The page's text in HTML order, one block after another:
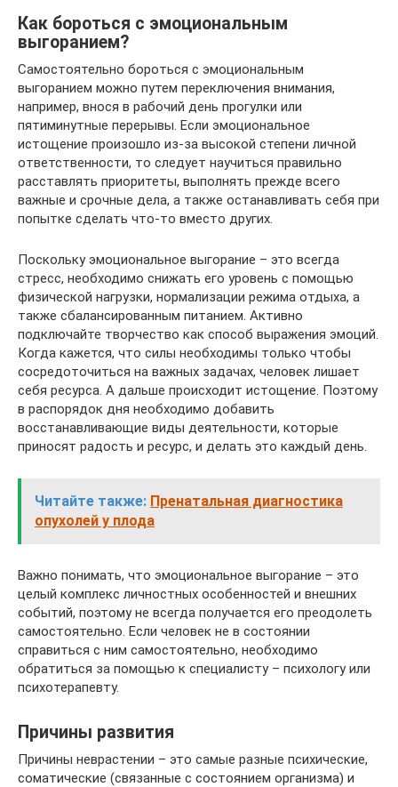
Как бороться с эмоциональным
выгоранием?
Самостоятельно бороться с эмоциональным
выгоранием можно путем переключения внимания,
например, внося в рабочий день прогулки или
пятиминутные перерывы. Если эмоциональное
истощение произошло из-за высокой степени личной
ответственности, то следует научиться правильно
расставлять приоритеты, выполнять прежде всего
важные и срочные дела, а также останавливать себя при
попытке сделать что-то вместо других.
Поскольку эмоциональное выгорание – это всегда
стресс, необходимо снижать его уровень с помощью
физической нагрузки, нормализации режима отдыха, а
также сбалансированным питанием. Активно
подключайте творчество как способ выражения эмоций.
Когда кажется, что силы необходимы только чтобы
сосредоточиться на важных задачах, человек лишает
себя ресурса. А дальше происходит истощение. Поэтому
в распорядок дня необходимо добавить
восстанавливающие виды деятельности, которые
приносят радость и ресурс, и делать это каждый день.
Читайте также: Пренатальная диагностика
опухолей у плода
Важно понимать, что эмоциональное выгорание – это
целый комплекс личностных особенностей и внешних
событий, поэтому не всегда получается его преодолеть
самостоятельно. Если человек не в состоянии
справиться с ним самостоятельно, необходимо
обратиться за помощью к специалисту – психологу или
психотерапевту.
Причины развития
Причины неврастении – это самые разные психические,
соматические (связанные с состоянием организма) и